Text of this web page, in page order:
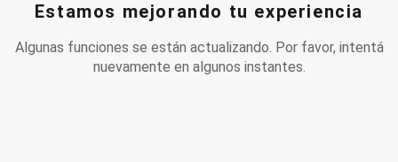
Estamos mejorando tu experiencia
Algunas funciones se están actualizando. Por favor, intentá
nuevamente en algunos instantes.